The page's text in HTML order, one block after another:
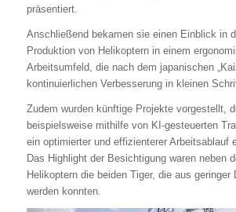
präsentiert.
Anschließend bekamen sie einen Einblick in
Produktion von Helikoptern in einem
Arbeitsumfeld, die nach dem japanischen
kontinuierlichen Verbesserung in kleinen
Zudem wurden künftige Projekte vorgestellt,
beispielsweise mithilfe von KI-gesteuerten
ein optimierter und effizienterer Arbeitsablauf
Das Highlight der Besichtigung waren neben
Helikoptern die beiden Tiger, die aus
werden konnten.